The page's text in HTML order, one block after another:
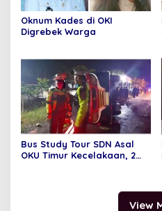
Oknum Kades di OKI
Digrebek Warga
Bus Study Tour SDN Asal
OKU Timur Kecelakaan, 2
View